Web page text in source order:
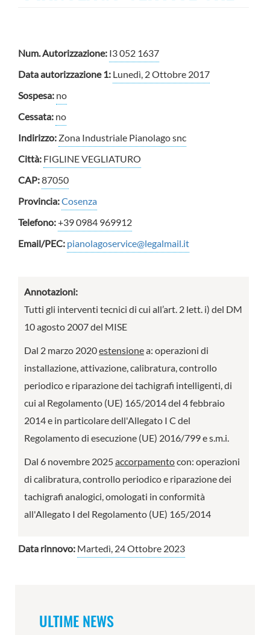
Num. Autorizzazione: I3 052 1637
Data autorizzazione 1: Lunedì, 2 Ottobre 2017
Sospesa: no
Cessata: no
Indirizzo: Zona Industriale Pianolago snc
Città: FIGLINE VEGLIATURO
CAP:87050
Provincia:Cosenza
Telefono:+39 0984 969912
Email/PEC: pianolagoservice@legalmail.it
Annotazioni:
Tutti gli interventi tecnici di cui all’art. 2 lett. i) del DM
10 agosto 2007 del MISE
Dal 2 marzo 2020estensionea: operazioni di
installazione, attivazione, calibratura, controllo
periodico e riparazione dei tachigrafi intelligenti, di
cui al Regolamento (UE) 165/2014 del 4 febbraio
2014 e in particolare dell'Allegato I C del
Regolamento di esecuzione (UE) 2016/799 e s.m.i.
Dal 6 novembre 2025accorpamentocon: operazioni
di calibratura, controllo periodico e riparazione dei
tachigrafi analogici, omologati in conformità
all'Allegato I del Regolamento (UE) 165/2014
Data rinnovo: Martedì, 24 Ottobre 2023
ULTIME NEWS